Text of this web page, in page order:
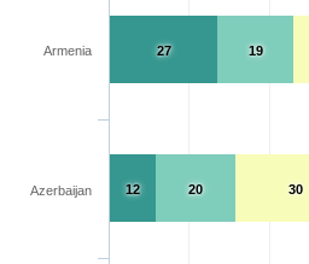
30
19
20
27
12
Armenia
Azerbaijan